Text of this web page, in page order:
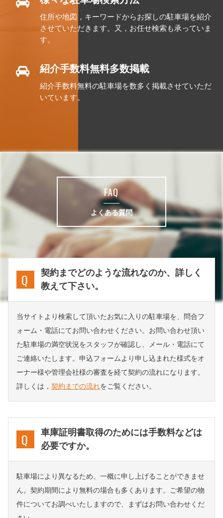
住所や地図，キーワードからお探しの駐車場を紹介
させていただきます。又，お任せ検索も承っていま
す。
紹介手数料無料多数掲載
紹介手数料無料の駐車場を数多く掲載させていただ
いています。
FAQ
よくある質問
契約までどのような流れなのか、詳しく
教えて下さい。
当サイトより検索して頂いたお気に入りの駐車場を、問合フ
ォーム・電話にてお問い合わせください。お問い合わせ頂い
た駐車場の満空状況をスタッフが確認し、メール・電話にて
ご連絡いたします。申込フォームより申し込まれた様式をオ
ーナー様や管理会社様の審査を経て契約の流れになります。
詳しくは， 契約までの流れをご覧ください。
車庫証明書取得のためには手数料などは
必要ですか。
駐車場により異なるため、一概に申し上げることができませ
ん。契約期間により無料の場合も多くあります。ご希望の物
件についてお調べいたしますので、まずはお問い合わせくだ